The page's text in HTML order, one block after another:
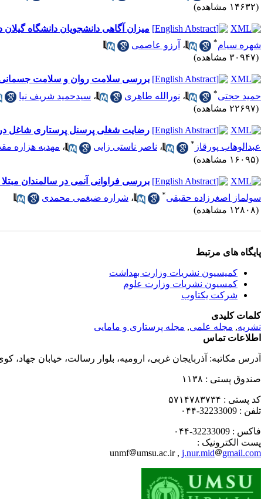
(۱۴۶۳۲ مشاهده)
میزان آگاهی دانشجویان دانشگاه گیلان
شهره سیام* ، آرزو عاصمی
(۳۰۹۴۷ مشاهده)
بررسی سلامت روان و سلامت جسمانی در
حمید حجتی* ، نورالله طاهری ، سیدحمید شریف نیا
(۲۲۶۹۷ مشاهده)
رضایت شغلی پرسنل پرستاری شاغل در
عبدالوهاب پورقاز * ، ناصر ناستی زایی ، مهدیه هزاره
(۱۶۰۹۵ مشاهده)
بررسی فراوانی آنمی در سالمندان مبتلا
سولماز اصغرزاده حقیقی* ، شراره ضیغمی محمدی
(۱۲۸۰۸ مشاهده)
پایگاه های مرتبط
کمیسیون نشریات وزارت بهداشت
کمسیون نشریات وزارت علوم
شرکت یکتاوب
کلمات کلیدی
نشریه, مجله علمی, مجله پرستاری و مامایی
اطلاعات تماس
آدرس مکاتبه: آذربایجان غربی، ارومیه، بلوار رسالت، خیابان
صندوق پستی : ۱۱۳۸
کد پستی : ۵۷۱۴۷۸۳۷۳۴
تلفن : 32233009-۰۴۴
فاکس : 32233009-۰۴۴
پست الکترونیک :
unmf
umsu.ac.ir , j.nur.mid gmail.com